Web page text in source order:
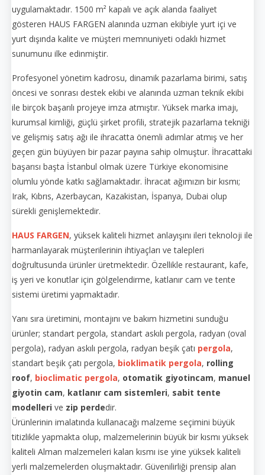
uygulamaktadır. 1500 m² kapalı ve açık alanda faaliyet
gösteren HAUS FARGEN alanında uzman ekibiyle yurt içi ve
yurt dışında kalite ve müşteri memnuniyeti odaklı hizmet
sunumunu ilke edinmiştir.
Profesyonel yönetim kadrosu, dinamik pazarlama birimi, satış
öncesi ve sonrası destek ekibi ve alanında uzman teknik ekibi
ile birçok başarılı projeye imza atmıştır. Yüksek marka imajı,
kurumsal kimliği, güçlü şirket profili, stratejik pazarlama tekniği
ve gelişmiş satış ağı ile ihracatta önemli adımlar atmış ve her
geçen gün büyüyen bir pazar payına sahip olmuştur. İhracattaki
başarısı başta İstanbul olmak üzere Türkiye ekonomisine
olumlu yönde katkı sağlamaktadır. İhracat ağımızın bir kısmı;
Irak, Kıbrıs, Azerbaycan, Kazakistan, İspanya, Dubai olup
sürekli genişlemektedir.
HAUS FARGEN, yüksek kaliteli hizmet anlayışını ileri teknoloji ile
harmanlayarak müşterilerinin ihtiyaçları ve talepleri
doğrultusunda ürünler üretmektedir. Özellikle restaurant, kafe,
iş yeri ve konutlar için gölgelendirme, katlanır cam ve tente
sistemi üretimi yapmaktadır.
Yanı sıra üretimini, montajını ve bakım hizmetini sunduğu
ürünler; standart pergola, standart askılı pergola, radyan (oval
pergola), radyan askılı pergola, radyan beşik çatı pergola,
standart beşik çatı pergola, bioklimatik pergola, rolling
roof, bioclimatic pergola, otomatik giyotincam, manuel
giyotin cam, katlanır cam sistemleri, sabit tente
modelleri ve zip perdedir.
Ürünlerinin imalatında kullanacağı malzeme seçimini büyük
titizlikle yapmakta olup, malzemelerinin büyük bir kısmı yüksek
kaliteli Alman malzemeleri kalan kısmı ise yine yüksek kaliteli
yerli malzemelerden oluşmaktadır. Güvenilirliği prensip alan